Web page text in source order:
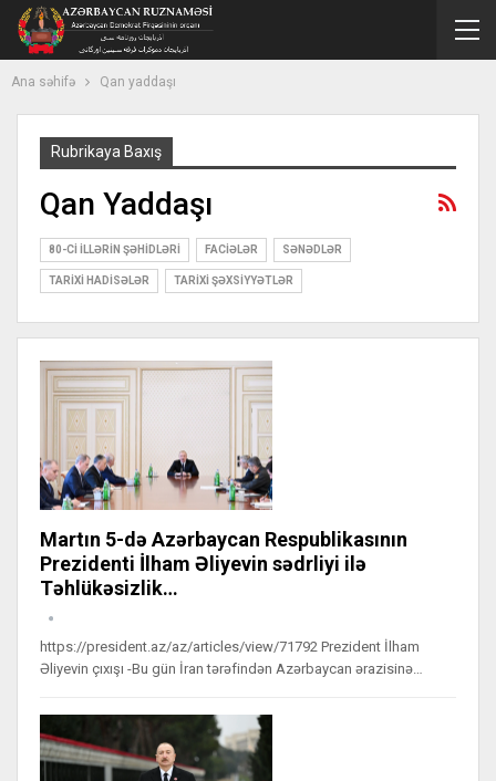
Ana səhifə Qan yaddaşı
Rubrikaya Baxış
Qan Yaddaşı
80-CI ILLƏRIN ŞƏHIDLƏRI FACIƏLƏR SƏNƏDLƏR
TARIXI HADISƏLƏR TARIXI ŞƏXSIYYƏTLƏR
Martın 5-də Azərbaycan Respublikasının
Prezidenti İlham Əliyevin sədrliyi ilə
Təhlükəsizlik…
https://president.az/az/articles/view/71792 Prezident İlham
Əliyevin çıxışı -Bu gün İran tərəfindən Azərbaycan ərazisinə…